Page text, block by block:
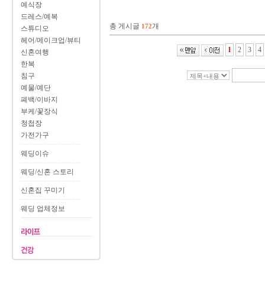
예식장
드레스/예복
스튜디오
헤어/메이크업/뷰티
신혼여행
한복
침구
예물/예단
폐백/이바지
부케/꽃장식
청첩장
가전가구
웨딩이슈
웨딩/신혼 스토리
신혼집 꾸미기
웨딩 업체정보
총 게시글 172개
1 2 3 4